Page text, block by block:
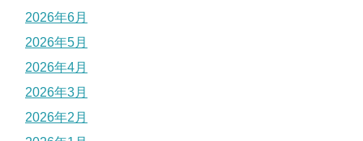
2026年6月
2026年5月
2026年4月
2026年3月
2026年2月